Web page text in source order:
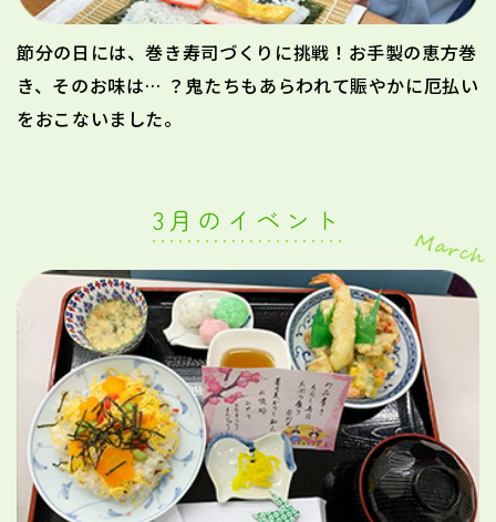
節分の日には、巻き寿司づくりに挑戦！お手製の恵方巻
き、そのお味は… ？鬼たちもあらわれて賑やかに厄払い
をおこないました。
3月のイベント